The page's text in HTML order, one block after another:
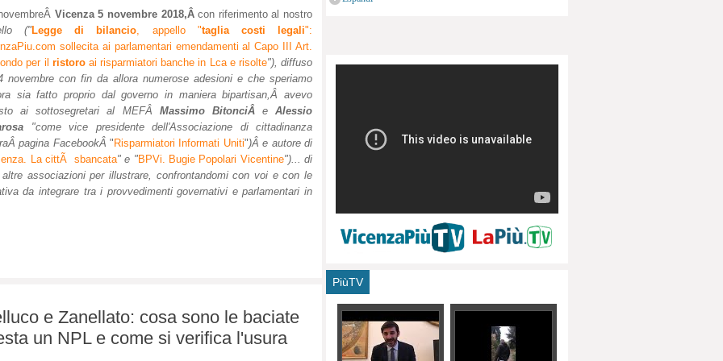
Vicenza 5 novembre 2018,Âcon riferimento al nostro
("Legge di bilancio, appello "taglia costi legali":
sollecita ai parlamentari emendamenti al Capo III Art.
per il ristoroai risparmiatori banche in Lca e risolte"), diffuso
novembre con fin da allora numerose adesioni e che speriamo
sia fatto proprio dal governo in maniera bipartisan,Â avevo
ai sottosegretari al MEFÂ Massimo BitonciÂ e Alessio
"come vice presidente dell'Associazione di cittadinanza
pagina FacebookÂ" Risparmiatori Informati Uniti")Âe autore di
La cittÃ sbancata" e "BPVi. Bugie Popolari Vicentine")... di
associazioni per illustrare, confrontandomi con voi e con le
da integrare tra i provvedimenti governativi e parlamentari in
e Zanellato: cosa sono le baciate
un NPL e come si verifica l'usura
PiùTV